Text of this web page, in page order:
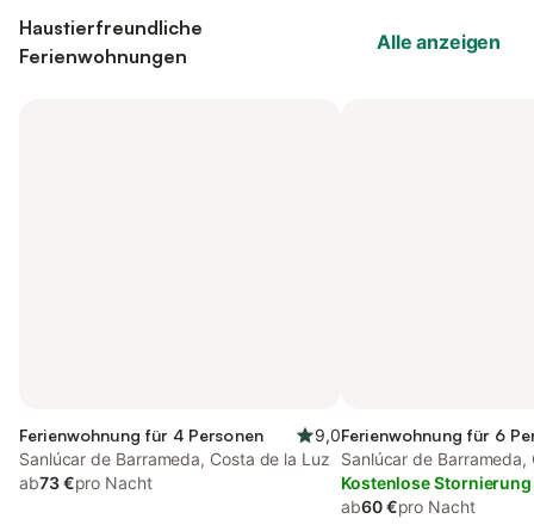
Haustierfreundliche
Ferienwohnungen
Alle anzeigen
Ferienwohnung für 4 Personen
9,0
Sanlúcar de Barrameda, Costa de la Luz
ab73 €pro Nacht
Ferienwohnung für 6
Sanlúcar de Barrameda,
Kostenlose Stornierung
ab60 €pro Nacht